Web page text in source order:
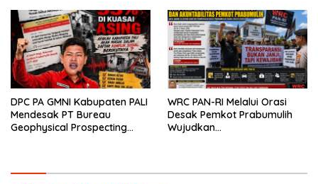
DPC PA GMNI Kabupaten PALI
Mendesak PT Bureau
Geophysical Prospecting
Sebelum Pelaksanaan Survei
WRC PAN-RI Melalui Orasi
Desak Pemkot Prabumulih
Wujudkan
Pemerintah